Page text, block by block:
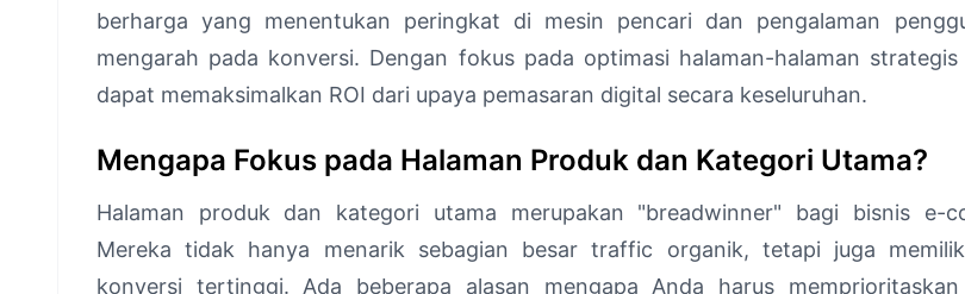
berharga yang menentukan peringkat di mesin pencari dan pengalaman
mengarah pada konversi. Dengan fokus pada optimasi halaman-halaman
dapat memaksimalkan ROI dari upaya pemasaran digital secara keseluruhan.
Mengapa Fokus pada Halaman Produk dan Kategori Utama?
Halaman produk dan kategori utama merupakan "breadwinner" bagi bisnis e-
Mereka tidak hanya menarik sebagian besar traffic organik, tetapi juga
konversi tertinggi. Ada beberapa alasan mengapa Anda harus